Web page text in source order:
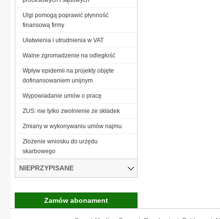
Ulgi pomogą poprawić płynność
finansową firmy
Ułatwienia i utrudnienia w VAT
Walne zgromadzenie na odległość
Wpływ epidemii na projekty objęte
dofinansowaniem unijnym
Wypowiadanie umów o pracę
ZUS: nie tylko zwolnienie ze składek
Zmiany w wykonywaniu umów najmu
Złożenie wniosku do urzędu
skarbowego
NIEPRZYPISANE
Zamów abonament